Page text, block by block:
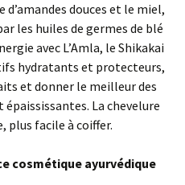
douces et le miel,
les huiles de germes de blé
avec L’Amla, le Shikakai
hydratants et protecteurs,
et donner le meilleur des
La chevelure
plus facile à coiffer.
cosmétique ayurvédique